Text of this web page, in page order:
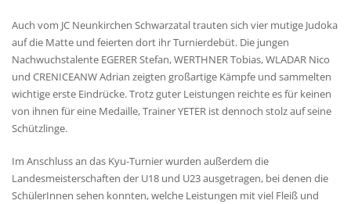
Auch vom JC Neunkirchen Schwarzatal trauten sich vier mutige Judoka
auf die Matte und feierten dort ihr Turnierdebüt. Die jungen
Nachwuchstalente EGERER Stefan, WERTHNER Tobias, WLADAR Nico
und CRENICEANW Adrian zeigten großartige Kämpfe und sammelten
wichtige erste Eindrücke. Trotz guter Leistungen reichte es für keinen
von ihnen für eine Medaille, Trainer YETER ist dennoch stolz auf seine
Schützlinge.
Im Anschluss an das Kyu-Turnier wurden außerdem die
Landesmeisterschaften der U18 und U23 ausgetragen, bei denen die
SchülerInnen sehen konnten, welche Leistungen mit viel Fleiß und